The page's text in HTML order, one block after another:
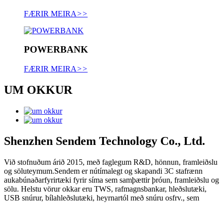
FÆRIR MEIRA>>
POWERBANK
FÆRIR MEIRA>>
UM OKKUR
Shenzhen Sendem Technology Co., Ltd.
Við stofnuðum árið 2015, með faglegum R&D, hönnun, framleiðslu
og söluteymum.Sendem er nútímalegt og skapandi 3C stafrænn
aukabúnaðarfyrirtæki fyrir síma sem samþættir þróun, framleiðslu og
sölu. Helstu vörur okkar eru TWS, rafmagnsbankar, hleðslutæki,
USB snúrur, bílahleðslutæki, heyrnartól með snúru osfrv., sem